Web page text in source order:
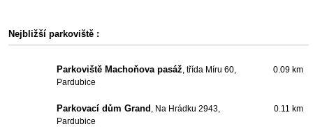
Nejbližší parkoviště :
Parkoviště Machoňova pasáž, třída Míru 60,
Pardubice
0.09 km
Parkovací dům Grand , Na Hrádku 2943,
Pardubice
0.11 km